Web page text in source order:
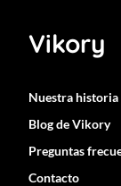
Vikory
Nuestra historia
Blog de Vikory
Preguntas
Contacto